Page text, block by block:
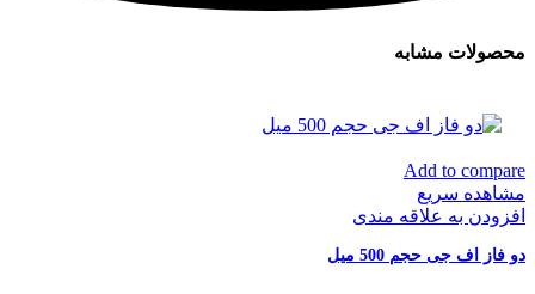
محصولات مشابه
Add to compare
مشاهده سریع
افزودن به علاقه مندی
دو فاز اف جی حجم 500 میل